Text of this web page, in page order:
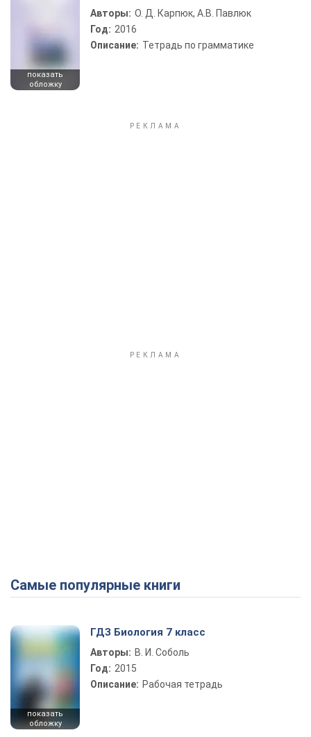
показать
обложку
Авторы: О. Д. Карпюк, А.В. Павлюк
Год: 2016
Описание: Тетрадь по грамматике
Самые популярные книги
показать
обложку
ГДЗ Биология 7 класс
Авторы: В. И. Соболь
Год: 2015
Описание: Рабочая тетрадь